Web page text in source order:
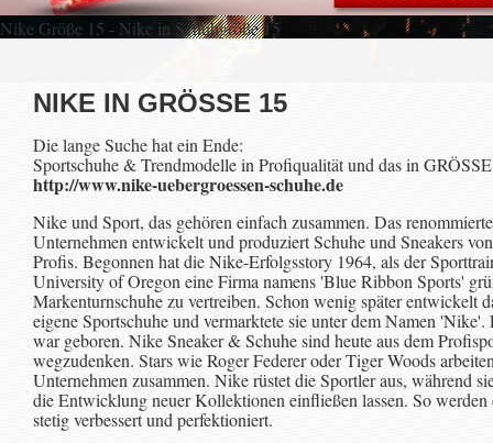
Nike Größe 15 - Nike in Schuhgröße 15
NIKE IN GRÖSSE 15
Die lange Suche hat ein Ende:
Sportschuhe & Trendmodelle in Profiqualität und das in
http://www.nike-uebergroessen-schuhe.de
Nike und Sport, das gehören einfach zusammen. Das
Unternehmen entwickelt und produziert Schuhe und Sneakers
Profis. Begonnen hat die Nike-Erfolgsstory 1964, als der
University of Oregon eine Firma namens 'Blue Ribbon Sports'
Markenturnschuhe zu vertreiben. Schon wenig später entwickelt
eigene Sportschuhe und vermarktete sie unter dem Namen 'Nike'.
war geboren. Nike Sneaker & Schuhe sind heute aus dem
wegzudenken. Stars wie Roger Federer oder Tiger Woods
Unternehmen zusammen. Nike rüstet die Sportler aus, während
die Entwicklung neuer Kollektionen einfließen lassen. So werden
stetig verbessert und perfektioniert.